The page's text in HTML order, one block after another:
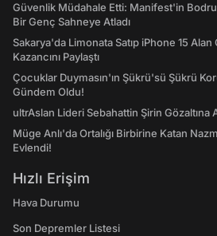
Güvenlik Müdahale Etti: Manifest'in
Bir Genç Sahneye Atladı
Sakarya'da Limonata Satıp iPhone 15
Kazancını Paylaştı
Çocuklar Duymasın'ın Şükrü'sü Şükrü
Gündem Oldu!
ultrAslan Lideri Sebahattin Şirin Gözaltına
Müge Anlı'da Ortalığı Birbirine Katan
Evlendi!
Hızlı Erişim
Hava Durumu
Son Depremler Listesi